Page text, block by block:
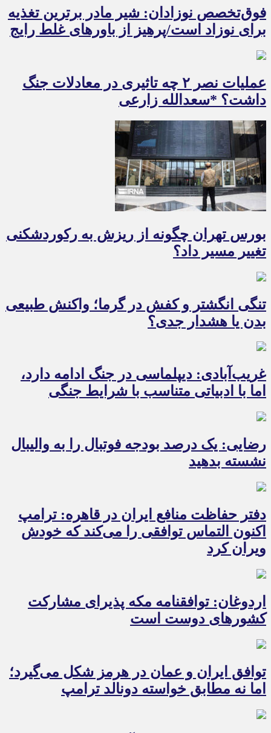
فوق‌تخصص نوزادان: شیر مادر برترین تغذیه
برای نوزاد است/پرهیز از باورهای غلط رایج
عملیات نصر ۲ چه تاثیری در معادلات جنگ
داشت؟ *سعدالله زارعی
بورس تهران چگونه از ریزش به رکوردشکنی
تغییر مسیر داد؟
تنگی انگشتر و کفش در گرما؛ واکنش طبیعی
بدن یا هشدار جدی؟
غریب‌آبادی: دیپلماسی در جنگ ادامه دارد،
اما با ادبیاتی متناسب با شرایط جنگی
رضایی: یک درصد بودجه فوتبال را به والیبال
نشسته بدهید
دفتر حفاظت منافع ایران در قاهره: ترامپ
اکنون التماس توافقی را می‌کند که خودش
ویران کرد
اردوغان: توافقنامه مکه پذیرای مشارکت
کشورهای دوست است
توافق ایران و عمان در هرمز شکل می‌گیرد؛
اما نه مطابق خواسته دونالد ترامپ